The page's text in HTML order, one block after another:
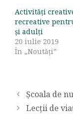
Activități
recreative
și adulți
20 iulie 2019
În „Noutăți”
Școala de
Lecții de